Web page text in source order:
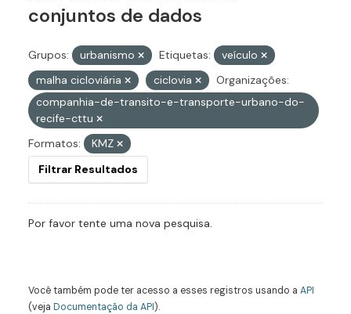
conjuntos de dados
Grupos: urbanismo Etiquetas:
veículo
malha cicloviária
ciclovia
Organizações:
companhia-de-transito-e-transporte-urbano-do-
recife-cttu
Formatos:
KMZ
Filtrar Resultados
Por favor tente uma nova pesquisa.
Você também pode ter acesso a esses registros usando a API
(veja Documentação da API).